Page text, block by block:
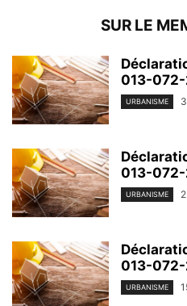
SUR LE
013-
URBANISME
013-
URBANISME
013-
URBANISME